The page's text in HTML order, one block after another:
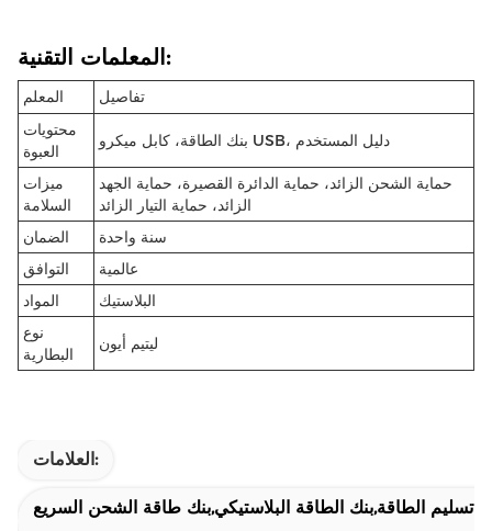
المعلمات التقنية:
المعلم
تفاصيل
محتويات
العبوة
بنك الطاقة، كابل ميكرو USB، دليل المستخدم
ميزات
السلامة
حماية الشحن الزائد، حماية الدائرة القصيرة، حماية الجهد
الزائد، حماية التيار الزائد
الضمان
سنة واحدة
التوافق
عالمية
المواد
البلاستيك
نوع
البطارية
ليتيم أيون
العلامات:
تسليم الطاقة,بنك الطاقة البلاستيكي,بنك طاقة الشحن السريع